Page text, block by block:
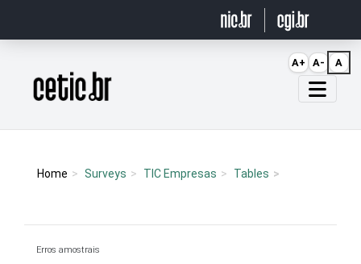
Página inicial
Home Surveys TIC Empresas Tables
Erros amostrais
A+ A- A